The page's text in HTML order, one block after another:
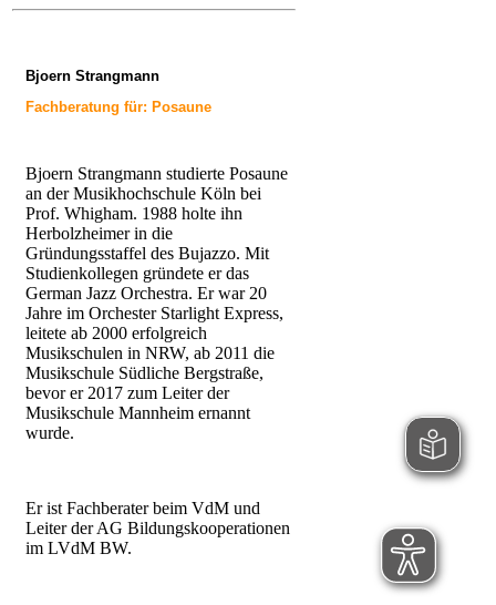
Bjoern Strangmann
Fachberatung für: Posaune
Bjoern Strangmann studierte Posaune
an der Musikhochschule Köln bei
Prof. Whigham. 1988 holte ihn
Herbolzheimer in die
Gründungsstaffel des Bujazzo. Mit
Studienkollegen gründete er das
German Jazz Orchestra. Er war 20
Jahre im Orchester Starlight Express,
leitete ab 2000 erfolgreich
Musikschulen in NRW, ab 2011 die
Musikschule Südliche Bergstraße,
bevor er 2017 zum Leiter der
Musikschule Mannheim ernannt
wurde.
Er ist Fachberater beim VdM und
Leiter der AG Bildungskooperationen
im LVdM BW.